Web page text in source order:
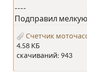
----
Подправил
Счетчик
4.58 КБ
скачиваний: 943